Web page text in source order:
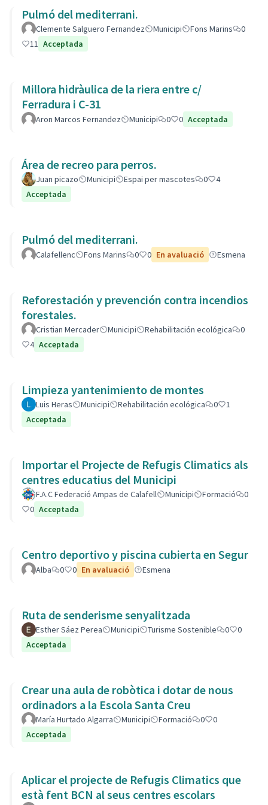
Pulmó del mediterrani.
Clemente Salguero Fernandez Municipi Fons Marins
0
11 Acceptada
Millora hidràulica de la riera entre c/
Ferradura i C-31
Aron Marcos Fernandez Municipi 0 0 Acceptada
Área de recreo para perros.
Juan picazo Municipi Espai per mascotes 0
4
Acceptada
Pulmó del mediterrani.
Calafellenc Fons Marins 0 0 En avaluació Esmena
Reforestación y prevención contra incendios
forestales.
Cristian Mercader Municipi Rehabilitación ecológica
0
4 Acceptada
Limpieza yantenimiento de montes
Luis Heras Municipi Rehabilitación ecológica 0
1
Acceptada
Importar el Projecte de Refugis Climatics als
centres educatius del Municipi
F.A.C Federació Ampas de Calafell Municipi Formació
0
0 Acceptada
Centro deportivo y piscina cubierta en Segur
Alba 0 0 En avaluació Esmena
Ruta de senderisme senyalitzada
Esther Sáez Perea Municipi Turisme Sostenible 0
0
Acceptada
Crear una aula de robòtica i dotar de nous
ordinadors a la Escola Santa Creu
María Hurtado Algarra Municipi Formació 0
0
Acceptada
Aplicar el projecte de Refugis Climatics que
està fent BCN al seus centres escolars